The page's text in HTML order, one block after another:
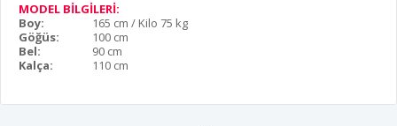
MODEL BİLGİLERİ:
Boy:
165 cm / Kilo 75 kg
Göğüs:
100 cm
Bel:
90 cm
Kalça:
110 cm